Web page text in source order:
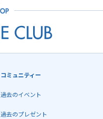
コミュニティー
過去のイベント
過去のプレゼント